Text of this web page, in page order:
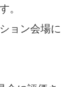
。
ョン会場に